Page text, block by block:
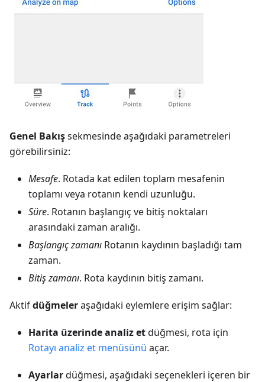
Genel Bakışsekmesinde aşağıdaki parametreleri
görebilirsiniz:
Mesafe. Rotada kat edilen toplam mesafenin
toplamı veya rotanın kendi uzunluğu.
Süre. Rotanın başlangıç ve bitiş noktaları
arasındaki zaman aralığı.
Başlangıç zamanı Rotanın kaydının başladığı tam
zaman.
Bitiş zamanı. Rota kaydının bitiş zamanı.
Aktifdüğmeleraşağıdaki eylemlere erişim sağlar:
Harita üzerinde analiz etdüğmesi, rota için
Rotayı analiz et menüsünü açar.
Ayarlardüğmesi, aşağıdaki seçenekleri içeren bir